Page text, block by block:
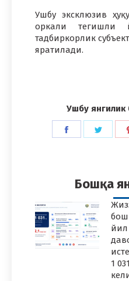
Ушбу эксклюзив
оркали тегишли
тадбиркорлик
яратилади.
Ушбу
Share
Share
Бошқа
1